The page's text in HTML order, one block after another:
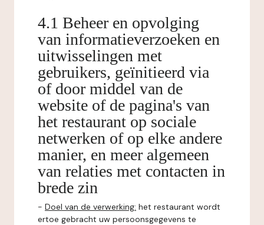
4.1 Beheer en opvolging
van informatieverzoeken en
uitwisselingen met
gebruikers, geïnitieerd via
of door middel van de
website of de pagina's van
het restaurant op sociale
netwerken of op elke andere
manier, en meer algemeen
van relaties met contacten in
brede zin
- Doel van de verwerking: het restaurant wordt
ertoe gebracht uw persoonsgegevens te